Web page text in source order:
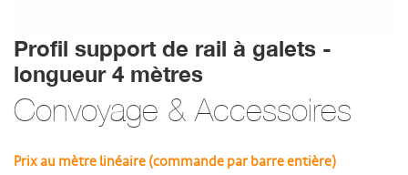
Profil support de rail à galets -
longueur 4 mètres
Convoyage & Accessoires
Prix au mètre linéaire (commande par barre entière)